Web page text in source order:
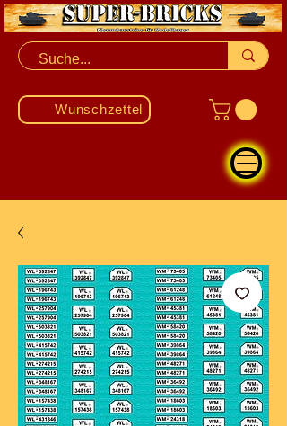
Wunschzettel